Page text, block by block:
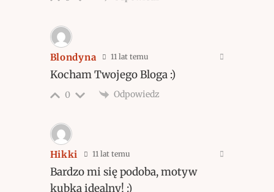
Blondyna 11 lat temu
Kocham Twojego Bloga :)
0 Odpowiedz
Hikki 11 lat temu
Bardzo mi się podoba, motyw
kubka idealny! :)